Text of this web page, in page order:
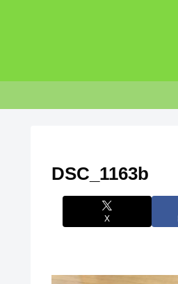
DSC_1163b
X